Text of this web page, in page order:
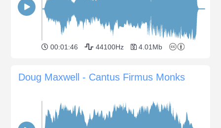
00:01:46 44100Hz 4.01Mb
Doug Maxwell - Cantus Firmus Monks